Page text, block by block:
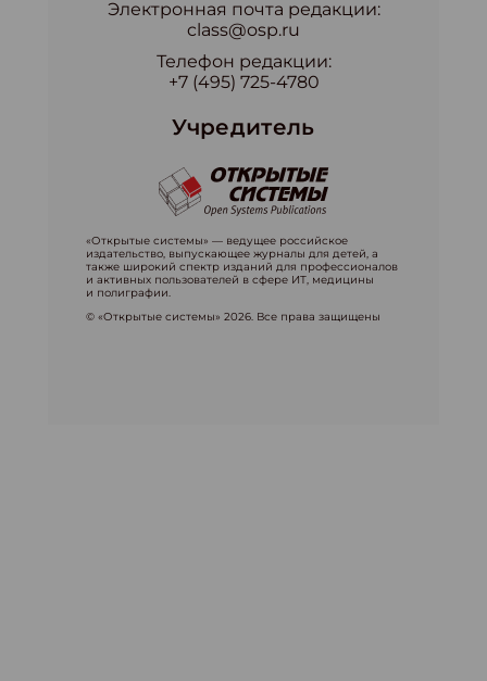
Электронная почта редакции:
class@osp.ru
Телефон редакции:
+7 (495) 725-4780
Учредитель
«Открытые системы» — ведущее российское
издательство, выпускающее журналы для детей, а
также широкий спектр изданий для профессионалов
и активных пользователей в сфере ИТ, медицины
и полиграфии.
© «Открытые системы» 2026. Все права защищены